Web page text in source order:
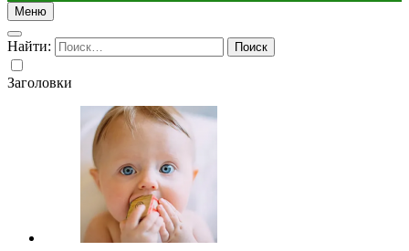
Меню
Найти:
Заголовки